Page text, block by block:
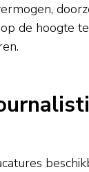
de hoogte